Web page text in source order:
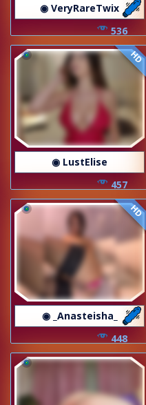
◉ VeryRareTwix
536
HD
◉ LustElise
457
HD
◉ _Anasteisha_
448